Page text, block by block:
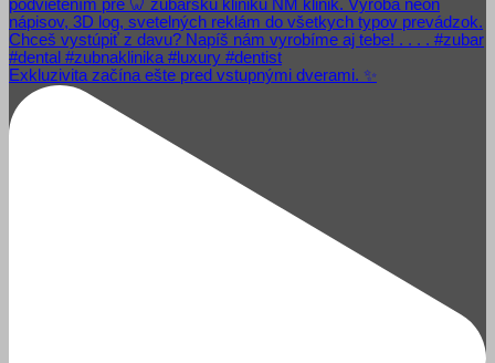
Exkluzivita začína ešte pred vstupnými dverami. ✨